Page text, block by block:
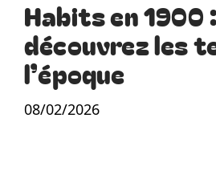
Habits en 1900 :
découvrez les
l’époque
08/02/2026